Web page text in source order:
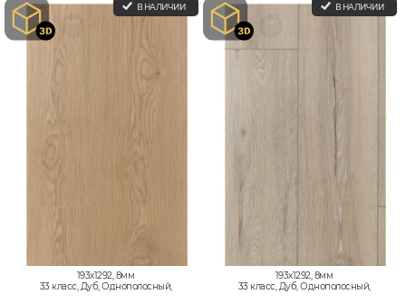
В НАЛИЧИИ
193x1292, 8мм
33 класс, Дуб, Однополосный,
В НАЛИЧИИ
193x1292, 8мм
33 класс, Дуб, Однополосный,